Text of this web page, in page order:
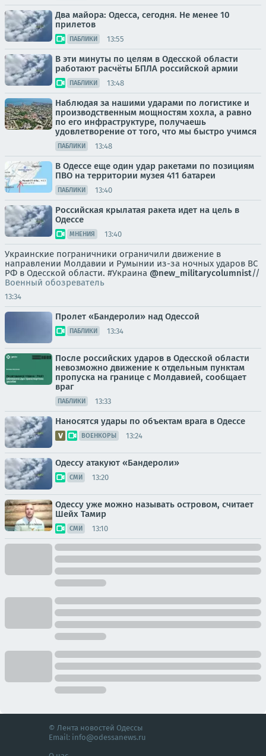
Два майора: Одесса, сегодня. Не менее 10
прилетов
ПАБЛИКИ 13:55
В эти минуты по целям в Одесской области
работают расчёты БПЛА российской армии
ПАБЛИКИ 13:48
Наблюдая за нашими ударами по логистике и
производственным мощностям хохла, а равно
по его инфраструктуре, получаешь
удовлетворение от того, что мы быстро учимся
ПАБЛИКИ 13:48
В Одессе еще один удар ракетами по позициям
ПВО на территории музея 411 батареи
ПАБЛИКИ 13:40
Российская крылатая ракета идет на цель в
Одессе
МНЕНИЯ 13:40
Украинские пограничники ограничили движение в
направлении Молдавии и Румынии из-за ночных ударов ВС
РФ в Одесской области. #Украина @new_militarycolumnist//
Военный обозреватель
13:34
Пролет «Бандероли» над Одессой
ПАБЛИКИ 13:34
После российских ударов в Одесской области
невозможно движение к отдельным пунктам
пропуска на границе с Молдавией, сообщает
враг
ПАБЛИКИ 13:33
Наносятся удары по объектам врага в Одессе
ВОЕНКОРЫ 13:24
Одессу атакуют «Бандероли»
СМИ 13:20
Одессу уже можно называть островом, считает
Шейх Тамир
СМИ 13:10
© Лента новостей Одессы
Email: info@odessanews.ru